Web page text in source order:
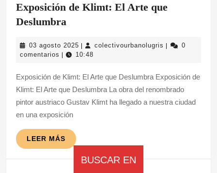
Exposición de Klimt: El Arte que
Deslumbra
Klimt:
Arte
que
Deslumbra
03 agosto 2025 03
agosto
colectivourbanolugris
0
comentarios
10:48
Exposición de Klimt: El Arte que Deslumbra Exposición de
Klimt: El Arte que Deslumbra La obra del renombrado
pintor austriaco Gustav Klimt ha llegado a nuestra ciudad
en una exposición
LEER MÁS LEER
MÁS
BUSCAR EN